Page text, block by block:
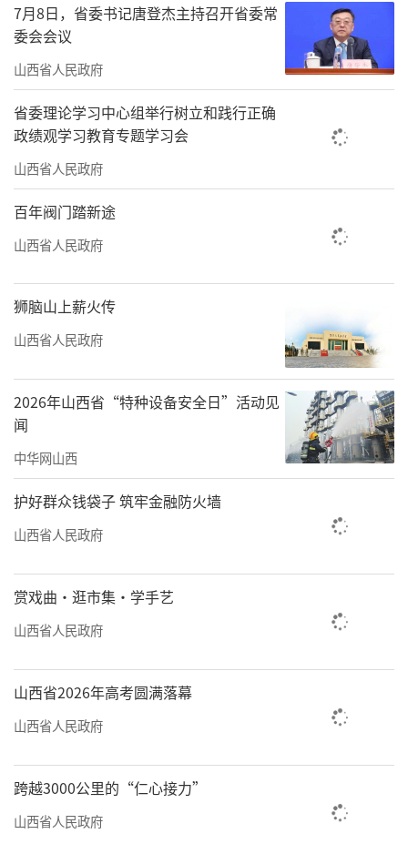
7月8日，省委书记唐登杰主持召开省委常
委会会议
山西省人民政府
省委理论学习中心组举行树立和践行正确
政绩观学习教育专题学习会
山西省人民政府
百年阀门踏新途
山西省人民政府
狮脑山上薪火传
山西省人民政府
2026年山西省“特种设备安全日”活动见
闻
中华网山西
护好群众钱袋子 筑牢金融防火墙
山西省人民政府
赏戏曲·逛市集·学手艺
山西省人民政府
山西省2026年高考圆满落幕
山西省人民政府
跨越3000公里的“仁心接力”
山西省人民政府